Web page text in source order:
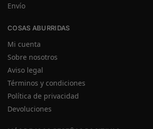
Envío
COSAS ABURRIDAS
Mi cuenta
Sobre nosotros
Aviso legal
Términos y condiciones
Política de privacidad
Devoluciones